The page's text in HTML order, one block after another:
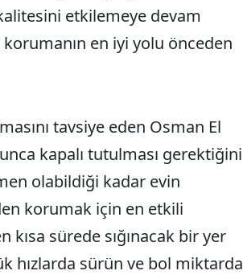
etkilemeye devam
en iyi yolu önceden
tavsiye eden Osman El
kapalı tutulması gerektiğini
olabildiği kadar evin
korumak için en etkili
kısa sürede sığınacak bir yer
hızlarda sürün ve bol miktarda